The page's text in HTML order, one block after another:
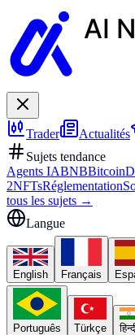
AI
Trader Actualités
Sujets tendance
Agents IABNBBitcoin
2NFTsRéglementation
tous les sujets →
Langue
English Français
Português Türkçe